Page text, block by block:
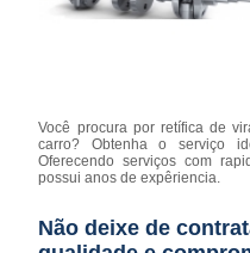
Você procura por retífica de
carro? Obtenha o serviço
Oferecendo serviços com
possui anos de expêriencia.
Não deixe de